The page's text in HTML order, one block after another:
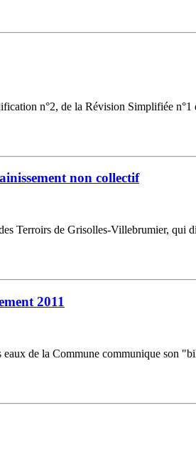
n°2, de la Révision Simplifiée
non collectif
Terroirs de Grisolles-Villebrumier,
2011
de la Commune communique son